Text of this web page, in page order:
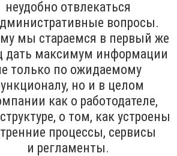
неудобно отвлекаться
вопросы.
мы стараемся в первый же
дать максимум информации
только по ожидаемому
но и в целом
как о работодателе,
о том, как устроены
процессы, сервисы
и регламенты.